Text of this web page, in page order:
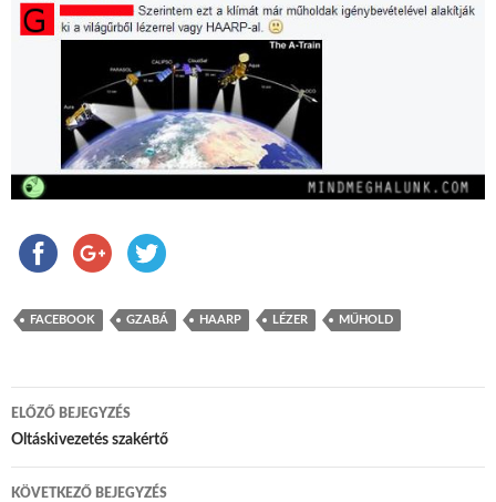
FACEBOOK GZABÁ HAARP LÉZER MŰHOLD
Bejegyzés navigáció
ELŐZŐ BEJEGYZÉS
Oltáskivezetés szakértő
KÖVETKEZŐ BEJEGYZÉS